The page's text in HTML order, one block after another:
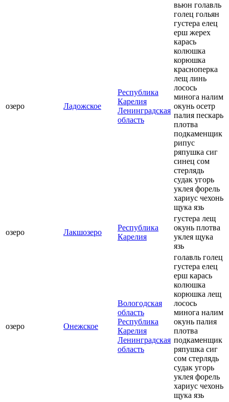
озеро Ладожское
Республика
Карелия
Ленинградская
область
вьюн голавль
голец гольян
густера елец
ерш жерех
карась
колюшка
корюшка
красноперка
лещ линь
лосось
минога налим
окунь осетр
палия пескарь
плотва
подкаменщик
рипус
ряпушка сиг
синец сом
стерлядь
судак угорь
уклея форель
хариус чехонь
щука язь
озеро Лакшозеро
Республика
Карелия
густера лещ
окунь плотва
уклея щука
язь
озеро Онежское
Вологодская
область
Республика
Карелия
Ленинградская
область
голавль голец
густера елец
ерш карась
колюшка
корюшка лещ
лосось
минога налим
окунь палия
плотва
подкаменщик
ряпушка сиг
сом стерлядь
судак угорь
уклея форель
хариус чехонь
щука язь